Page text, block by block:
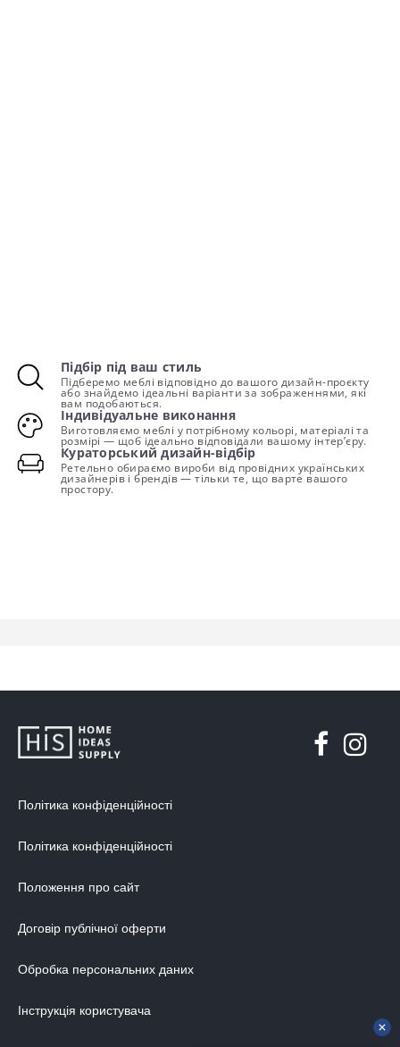
Підбір під ваш стиль
Підберемо меблі відповідно до вашого дизайн-проєкту
або знайдемо ідеальні варіанти за зображеннями, які
вам подобаються.
Індивідуальне виконання
Виготовляємо меблі у потрібному кольорі, матеріалі та
розмірі — щоб ідеально відповідали вашому інтер’єру.
Кураторський дизайн-відбір
Ретельно обираємо вироби від провідних українських
дизайнерів і брендів — тільки те, що варте вашого
простору.
Політика конфіденційності
Політика конфіденційності
Положення про сайт
Договір публічної оферти
Обробка персональних даних
Інструкція користувача